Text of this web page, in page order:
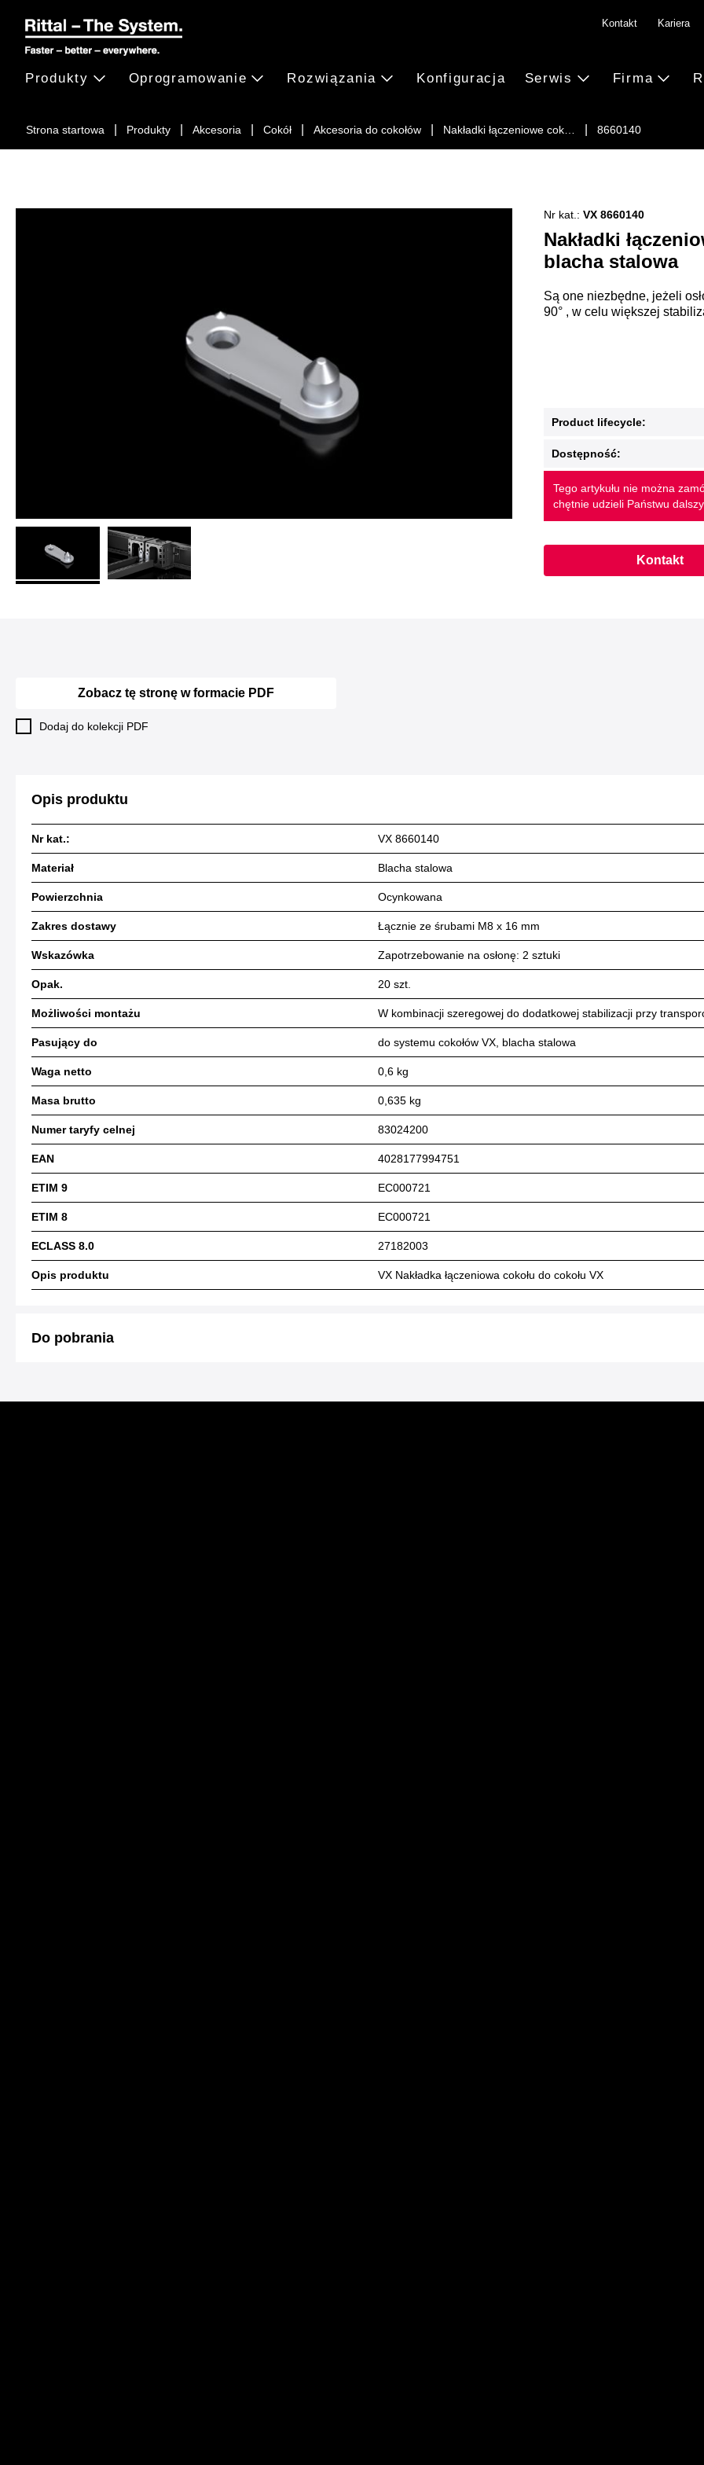
Strona startowa Produkty Akcesoria Cokół Akcesoria do cokołów Nakładki łączeniowe cok… 8660140
Produkty Oprogramowanie Rozwiązania Konfiguracja Serwis Firma
Kontakt Kariera
Nakładki
blacha stalowa
Nr kat.: VX 8660140
Są one niezbędne, jeżeli
90° , w celu większej
Product lifecycle:
Dostępność:
Tego artykułu nie można
chętnie udzieli Państwu
Kontakt
Zobacz tę stronę w formacie PDF
Dodaj do kolekcji PDF
Opis produktu
Nr kat.: VX 8660140
Materiał Blacha stalowa
Powierzchnia Ocynkowana
Zakres dostawy Łącznie ze śrubami M8 x 16 mm
Wskazówka Zapotrzebowanie na osłonę: 2 sztuki
Opak. 20 szt.
Możliwości montażu W kombinacji szeregowej do dodatkowej stabilizacji przy
Pasujący do do systemu cokołów VX, blacha stalowa
Waga netto 0,6 kg
Masa brutto 0,635 kg
Numer taryfy celnej 83024200
EAN 4028177994751
ETIM 9 EC000721
ETIM 8 EC000721
ECLASS 8.0 27182003
Opis produktu VX Nakładka łączeniowa cokołu do cokołu VX
Do pobrania